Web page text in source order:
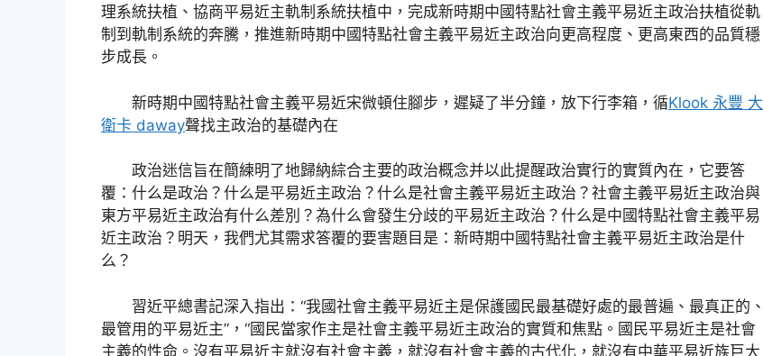
理系統扶植、協商平易近主軌制系統扶植中，完成新時期中國特點社會主義平易近主政治扶植從軌
制到軌制系統的奔騰，推進新時期中國特點社會主義平易近主政治向更高程度、更高東西的品質穩
步成長。
新時期中國特點社會主義平易近宋微頓住腳步，遲疑了半分鐘，放下行李箱，循Klook 永豐 大
衛卡 daway聲找主政治的基礎內在
政治迷信旨在簡練明了地歸納綜合主要的政治概念并以此提醒政治實行的實質內在，它要答
覆：什么是政治？什么是平易近主政治？什么是社會主義平易近主政治？社會主義平易近主政治與
東方平易近主政治有什么差別？為什么會發生分歧的平易近主政治？什么是中國特點社會主義平易
近主政治？明天，我們尤其需求答覆的要害題目是：新時期中國特點社會主義平易近主政治是什
么？
習近平總書記深入指出：“我國社會主義平易近主是保護國民最基礎好處的最普遍、最真正的、
最管用的平易近主”，“國民當家作主是社會主義平易近主政治的實質和焦點。國民平易近主是社會
主義的性命。沒有平易近主就沒有社會主義，就沒有社會主義的古代化，就沒有中華平易近族巨大